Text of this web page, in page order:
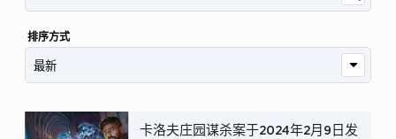
排序方式
卡洛夫庄园谋杀案于2024年2月9日发